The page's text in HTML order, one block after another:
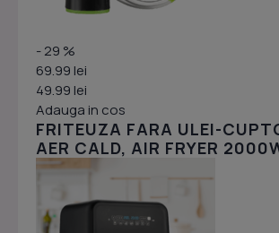
- 29 %
69.99 lei
49.99 lei
Adauga in cos
FRITEUZA FARA ULEI-
AER CALD, AIR FRYER